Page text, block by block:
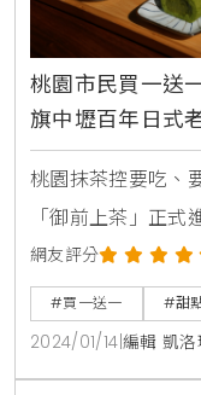
桃園市民買一送
旗中壢百年日式
桃園抹茶控要吃、
「御前上茶」正式
「桃園壢小故事森
著道地日式抹茶，
了歡慶「御前上茶
享雙色霜淇林買一
網友評分
#買一送一 #甜
2024/01/14 編輯 凱